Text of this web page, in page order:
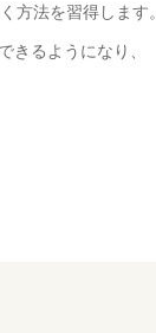
方法を習得します。
るようになり、